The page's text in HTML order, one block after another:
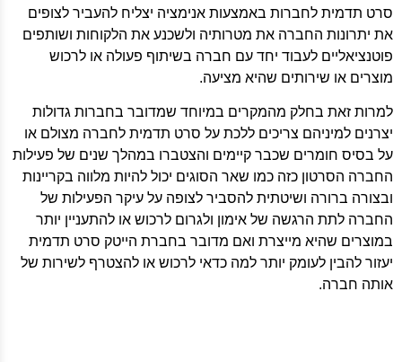
סרט תדמית לחברות באמצעות אנימציה יצליח להעביר לצופים
את יתרונות החברה את מטרותיה ולשכנע את הלקוחות ושותפים
פוטנציאליים לעבוד יחד עם חברה בשיתוף פעולה או לרכוש
מוצרים או שירותים שהיא מציעה.
למרות זאת בחלק מהמקרים במיוחד שמדובר בחברות גדולות
יצרנים למיניהם צריכים ללכת על סרט תדמית לחברה מצולם או
על בסיס חומרים שכבר קיימים והצטברו במהלך שנים של פעילות
החברה הסרטון כזה כמו שאר הסוגים יכול להיות מלווה בקריינות
ובצורה ברורה ושיטתית להסביר לצופה על עיקר הפעילות של
החברה לתת הרגשה של אימון ולגרום לרכוש או להתעניין יותר
במוצרים שהיא מייצרת ואם מדובר בחברת הייטק סרט תדמית
יעזור להבין לעומק יותר למה כדאי לרכוש או להצטרף לשירות של
אותה חברה.